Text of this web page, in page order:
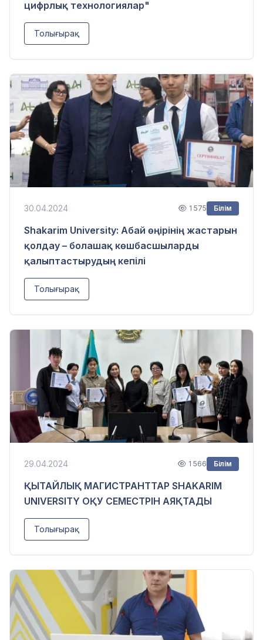
цифрлық технологиялар"
Толығырақ
30.04.2024 1 575 Білім
Shakarim University: Абай өңірінің жастарын
қолдау – болашақ көшбасшыларды
қалыптастырудың кепілі
Толығырақ
29.04.2024 1 566 Білім
ҚЫТАЙЛЫҚ МАГИСТРАНТТАР SHAKARIM
UNIVERSITY ОҚУ СЕМЕСТРІН АЯҚТАДЫ
Толығырақ